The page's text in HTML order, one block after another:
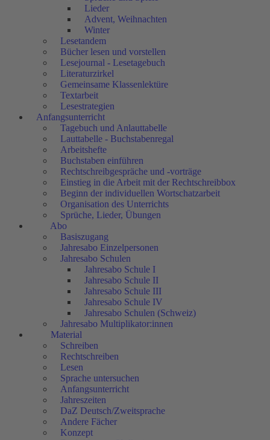
Lieder
Advent, Weihnachten
Winter
Lesetandem
Bücher lesen und vorstellen
Lesejournal - Lesetagebuch
Literaturzirkel
Gemeinsame Klassenlektüre
Textarbeit
Lesestrategien
Anfangsunterricht
Tagebuch und Anlauttabelle
Lauttabelle - Buchstabenregal
Arbeitshefte
Buchstaben einführen
Rechtschreibgespräche und -vorträge
Einstieg in die Arbeit mit der Rechtschreibbox
Beginn der individuellen Wortschatzarbeit
Organisation des Unterrichts
Sprüche, Lieder, Übungen
Abo
Basiszugang
Jahresabo Einzelpersonen
Jahresabo Schulen
Jahresabo Schule I
Jahresabo Schule II
Jahresabo Schule III
Jahresabo Schule IV
Jahresabo Schulen (Schweiz)
Jahresabo Multiplikator:innen
Material
Schreiben
Rechtschreiben
Lesen
Sprache untersuchen
Anfangsunterricht
Jahreszeiten
DaZ Deutsch/Zweitsprache
Andere Fächer
Konzept